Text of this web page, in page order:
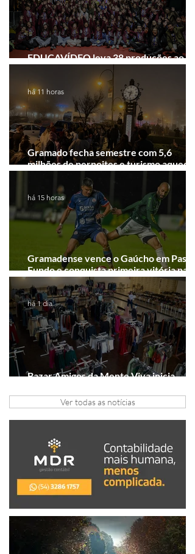
EDUCAVÍDEO leva 38 produções ao
Festival de Cinema de Gramado
Gramado fecha semestre com 5,6
milhões de pernoites e turismo
Junho desponta!
há 11 horas
Gramadense vence o Gaúcho em Passo
Fundo e conquista primeira vitória na
Série A2
há 15 horas
Bazar Amigos da Mente Viva inicia
há 1 dia
Ver todas as notícias